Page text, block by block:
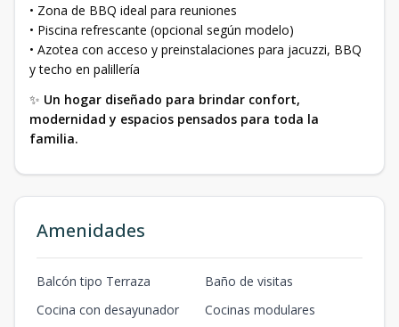
• Zona de BBQ ideal para reuniones
• Piscina refrescante (opcional según modelo)
• Azotea con acceso y preinstalaciones para jacuzzi, BBQ
y techo en palillería
✨ Un hogar diseñado para brindar confort,
modernidad y espacios pensados para toda la
familia.
Amenidades
Balcón tipo Terraza
Baño de visitas
Cocina con desayunador
Cocinas modulares